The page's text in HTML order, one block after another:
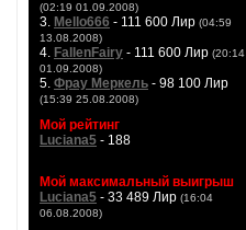
(02:19 01.09.2008)
3. Mello666 - 111 600 Лир (04:59
13.08.2008)
4. FallenFairy - 111 600 Лир (20:14
01.09.2008)
5. Фрау Меркель - 98 100 Лир
(15:39 25.08.2008)
Мой рейтинг
Luciana5 - 188
Мой максимальный выигрыш
Luciana5 - 33 489 Лир (16:04
06.08.2008)